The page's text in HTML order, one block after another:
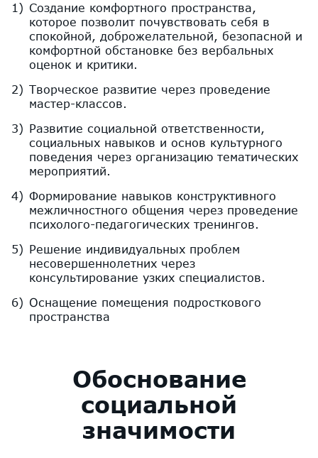
Создание комфортного пространства,
которое позволит почувствовать себя в
спокойной, доброжелательной, безопасной и
комфортной обстановке без вербальных
оценок и критики.
Творческое развитие через проведение
мастер-классов.
Развитие социальной ответственности,
социальных навыков и основ культурного
поведения через организацию тематических
мероприятий.
Формирование навыков конструктивного
межличностного общения через проведение
психолого-педагогических тренингов.
Решение индивидуальных проблем
несовершеннолетних через
консультирование узких специалистов.
Оснащение помещения подросткового
пространства
Обоснование
социальной
значимости